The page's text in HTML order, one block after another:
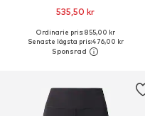
535,50 kr
Tillgängliga storlekar: XS, S, M, L, XL
Lägg till i varukorgen
Ordinarie pris: 855,00 kr
Senaste lägsta pris:476,00 kr